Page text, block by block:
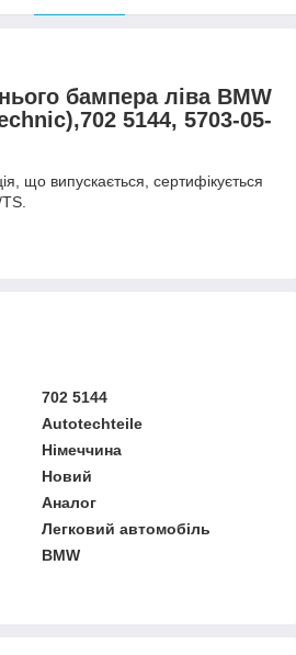
бампера ліва BMW
5144, 5703-05-
що випускається, сертифікується
702 5144
Autotechteile
Німеччина
Новий
Аналог
Легковий автомобіль
BMW